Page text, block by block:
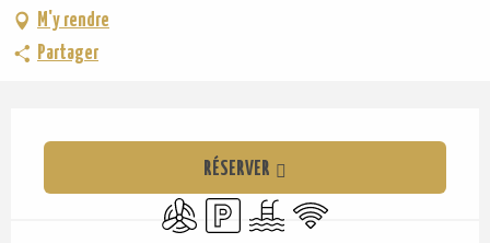
M'y rendre
Partager
Ouverture et coordonnées
RÉSERVER
Air conditionné
Parking Piscine WiFi